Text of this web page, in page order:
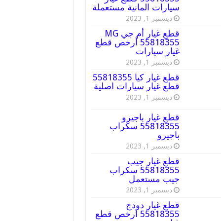
سيارات المانية مستعملة
ديسمبر 1, 2023
قطع غيار أم جي MG
55818355 أرخص قطع
غيار سيارات
ديسمبر 1, 2023
قطع غيار كيا 55818355
قطع غيار سيارات اصلية
ديسمبر 1, 2023
قطع غيار باجيرو
55818355 سكراب
باجيرو
ديسمبر 1, 2023
قطع غيار جيب
55818355 سكراب
جيب مستعمل
ديسمبر 1, 2023
قطع غيار دودج
55818355 ارخص قطع